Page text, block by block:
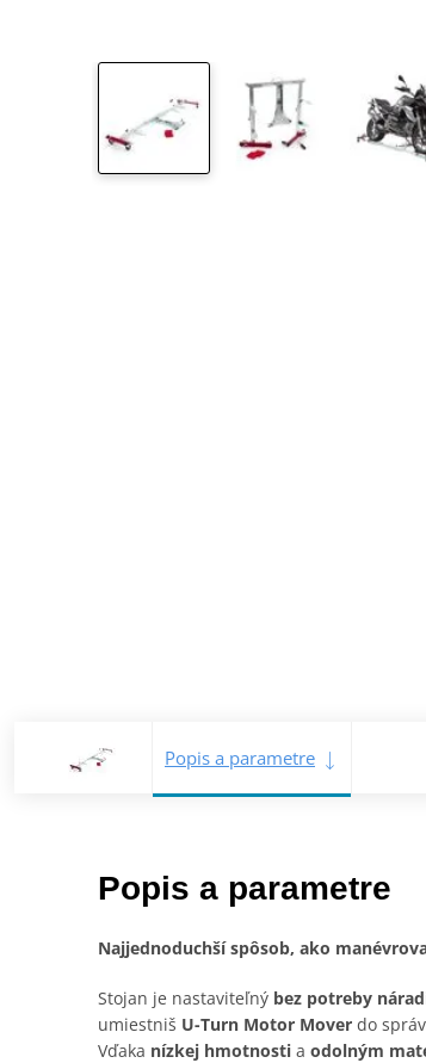
Popis a parametre
Popis a parametre
Najjednoduchší spôsob, ako
Stojan je nastaviteľný bez potreby
umiestniš U-Turn Motor Mover do
Vďaka nízkej hmotnosti a odolným